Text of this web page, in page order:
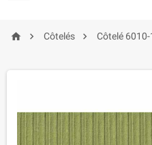
  Côtelés  Côtelé 6010-